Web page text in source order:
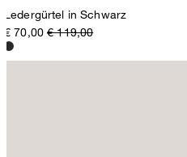
Ledergürtel in Schwarz
€ 70,00 € 119,00